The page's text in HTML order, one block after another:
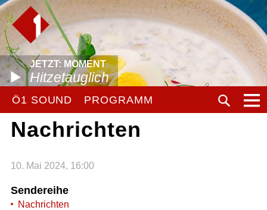
JETZT: MOMENT
Hitzetauglich
Ö1 SOUND PROGRAMM
Nachrichten
10. Mai 2024, 16:00
Sendereihe
Nachrichten